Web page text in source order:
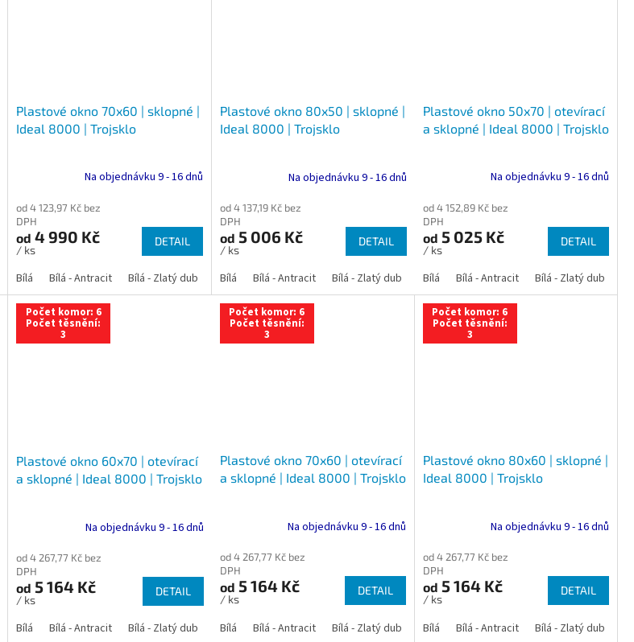
Bílá - Tmavý dub Bílá - Ořech Bílá - Mahagon Antracit Zlatý dub Tmavý dub Ořech Mahagon
Plastové okno 70x60 | sklopné |
Ideal 8000 | Trojsklo
Na objednávku 9 - 16 dnů
od 4 123,97 Kč bez
DPH
od 4 990 Kč
/ ks
DETAIL
Bílá Bílá - Antracit Bílá - Zlatý dub Bílá - Tmavý dub Bílá - Ořech Bílá - Mahagon Antracit Zlatý dub Tmavý dub
Plastové okno 80x50 | sklopné |
Ideal 8000 | Trojsklo
Na objednávku 9 - 16 dnů
od 4 137,19 Kč bez
DPH
od 5 006 Kč
/ ks
DETAIL
Bílá Bílá - Antracit Bílá - Zlatý dub Bílá - Tmavý dub Bílá - Ořech Bílá -
Plastové okno 50x70 | otevírací
a sklopné | Ideal 8000 | Trojsklo
Na objednávku 9 - 16 dnů
od 4 152,89 Kč bez
DPH
od 5 025 Kč
/ ks
DETAIL
Bílá Bílá - Antracit Bílá - Zlatý dub
Bílá - Tmavý dub Bílá - Ořech Bílá - Mahagon Antracit Zlatý dub Tmavý dub Ořech Mahagon
Počet komor: 6
Počet těsnění:
3
Plastové okno 60x70 | otevírací
a sklopné | Ideal 8000 | Trojsklo
Na objednávku 9 - 16 dnů
od 4 267,77 Kč bez
DPH
od 5 164 Kč
/ ks
DETAIL
Bílá Bílá - Antracit Bílá - Zlatý dub Bílá - Tmavý dub Bílá - Ořech Bílá - Mahagon Antracit Zlatý dub Tmavý dub
Počet komor: 6
Počet těsnění:
3
Plastové okno 70x60 | otevírací
a sklopné | Ideal 8000 | Trojsklo
Na objednávku 9 - 16 dnů
od 4 267,77 Kč bez
DPH
od 5 164 Kč
/ ks
DETAIL
Bílá Bílá - Antracit Bílá - Zlatý dub Bílá - Tmavý dub Bílá - Ořech Bílá -
Počet komor: 6
Počet těsnění:
3
Plastové okno 80x60 | sklopné |
Ideal 8000 | Trojsklo
Na objednávku 9 - 16 dnů
od 4 267,77 Kč bez
DPH
od 5 164 Kč
/ ks
DETAIL
Bílá Bílá - Antracit Bílá - Zlatý dub